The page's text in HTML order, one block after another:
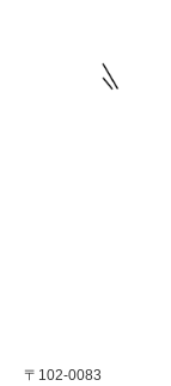
〒102-0083